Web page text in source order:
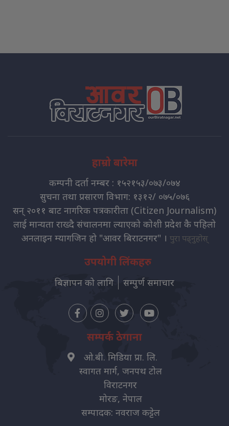
हाम्रो बारेमा
कम्पनी दर्ता नम्बर : १५२१५३/०७३/०७४
सुचना तथा प्रसारण विभाग: १३१२/ ०७५/०७६
सन् २०११ बाट नागरिक पत्रकारीता (Citizen Journalism)
लाई मान्यता राख्दै संचालनमा ल्याएको कोशी प्रदेश कै पहिलो
अनलाइन म्यागजिन हो "आवर बिराटनगर" । पुरा पढ्नुहोस्
उपयोगी लिंकहरु
बिज्ञापन को लागि सम्पुर्ण समाचार
सम्पर्क ठेगाना
ओ.बी. मिडिया प्रा. लि.
स्वागत मार्ग, जनपथ टोल
विराटनगर
मोरङ, नेपाल
सम्पादक: नवराज कट्टेल